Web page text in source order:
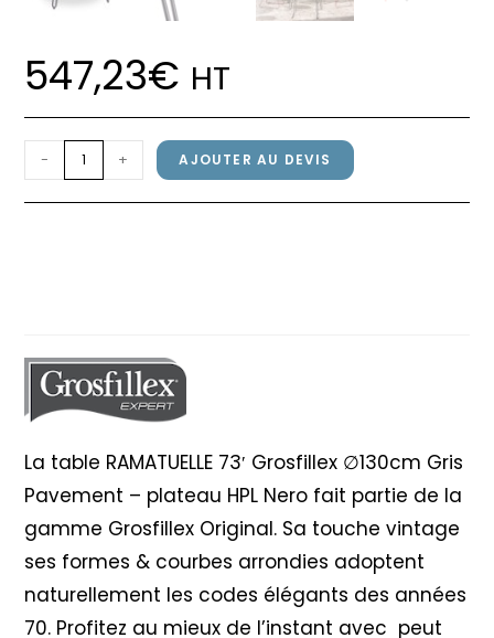
547,23€ HT
quantité
de
Table
Pavement
Nero
- + AJOUTER AU DEVIS
La table RAMATUELLE 73′ Grosfillex ∅130cm Gris
Pavement – plateau HPL Nero fait partie de la
gamme Grosfillex Original. Sa touche vintage
ses formes & courbes arrondies adoptent
naturellement les codes élégants des années
70. Profitez au mieux de l’instant avec peut